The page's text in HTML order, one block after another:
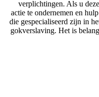
verplichtingen. Als u
actie te ondernemen en
die gespecialiseerd zijn in
gokverslaving. Het is